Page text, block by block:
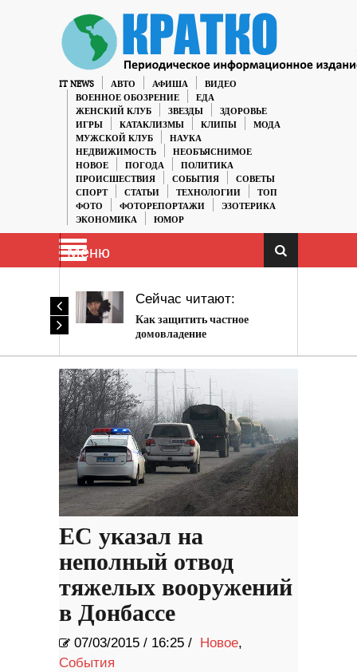
IT NEWS АВТО АФИША
ВИДЕО
ВОЕННОЕ ОБОЗРЕНИЕ
ЕДА
ЖЕНСКИЙ КЛУБ
ЗВЕЗДЫ
ЗДОРОВЬЕ
ИГРЫ
КАТАКЛИЗМЫ КЛИПЫ
МОДА
МУЖСКОЙ КЛУБ
НАУКА
НЕДВИЖИМОСТЬ
НЕОБЪЯСНИМОЕ
НОВОЕ
ПОГОДА
ПОЛИТИКА
ПРОИСШЕСТВИЯ
СОБЫТИЯ
СОВЕТЫ
СПОРТ
СТАТЬИ ТЕХНОЛОГИИ
ТОП
ФОТО
ФОТОРЕПОРТАЖИ
ЭЗОТЕРИКА
ЭКОНОМИКА
ЮМОР
Меню
Сейчас читают:
Как защитить частное
домовладение
ЕС указал на
неполный отвод
тяжелых вооружений
в Донбассе
07/03/2015 / 16:25 / Новое,
События